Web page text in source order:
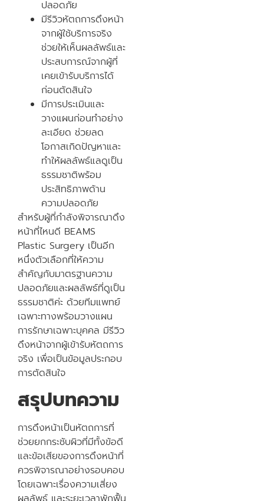
ปลอดภัย
มีรีวิวหัตถการดึงหน้า
จากผู้ใช้บริการจริง
ช่วยให้เห็นผลลัพธ์และ
ประสบการณ์จากผู้ที่
เคยเข้ารับบริการได้
ก่อนตัดสินใจ
มีการประเมินและ
วางแผนก่อนทำอย่าง
ละเอียด ช่วยลด
โอกาสเกิดปัญหาและ
ทำให้ผลลัพธ์แลดูเป็น
ธรรมชาติพร้อม
ประสิทธิภาพด้าน
ความปลอดภัย
สำหรับผู้ที่กำลังพิจารณาดึง
หน้าที่ไหนดี BEAMS
Plastic Surgery เป็นอีก
หนึ่งตัวเลือกที่ให้ความ
สำคัญกับมาตรฐานความ
ปลอดภัยและผลลัพธ์ที่ดูเป็น
ธรรมชาติค่ะ ด้วยทีมแพทย์
เฉพาะทางพร้อมวางแผน
การรักษาเฉพาะบุคคล มีรีวิว
ดึงหน้าจากผู้เข้ารับหัตถการ
จริง เพื่อเป็นข้อมูลประกอบ
การตัดสินใจ
สรุปบทความ
การดึงหน้าเป็นหัตถการที่
ช่วยยกกระชับผิวที่มีทั้งข้อดี
และข้อเสียของการดึงหน้าที่
ควรพิจารณาอย่างรอบคอบ
โดยเฉพาะเรื่องความเสี่ยง